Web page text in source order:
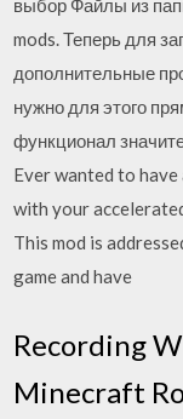
выбор Файлы из
mods. Теперь для
дополнительные
нужно для этого
функционал
Ever wanted to
with your
This mod is
game and have
Recording
Minecraft